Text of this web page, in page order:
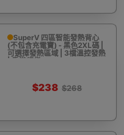
SuperV 四區智能發熱背心
(不包含充電寶) - 黑色2XL碼 |
可選擇發熱區域 | 3檔溫控發熱
| 香港行貨
$238 $268